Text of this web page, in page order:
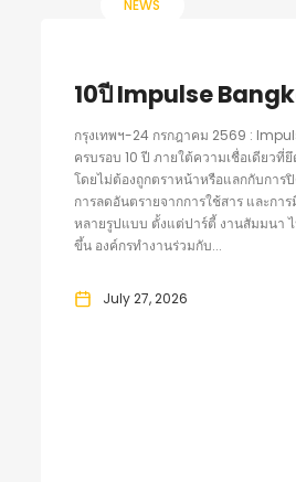
NEWS
10ปี Impulse
กรุงเทพฯ-24 กรกฎาคม 2569 :
ครบรอบ 10 ปี ภายใต้ความเชื่อเดียว
โดยไม่ต้องถูกตราหน้าหรือแลกกับการ
การลดอันตรายจากการใช้สาร และก
หลายรูปแบบ ตั้งแต่ปาร์ตี้ งานสัมมนา
ขึ้น องค์กรทำงานร่วมกับ...
July 27, 2026